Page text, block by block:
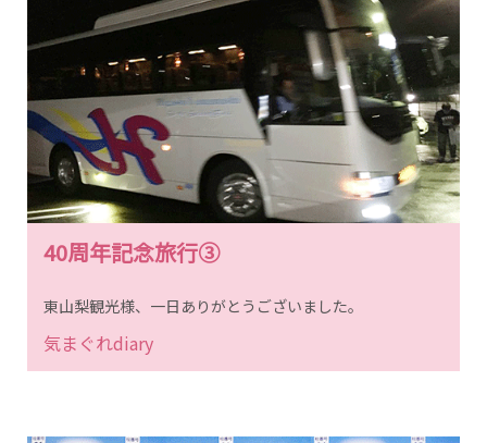
40周年記念旅行③
東山梨観光様、一日ありがとうございました。
気まぐれdiary